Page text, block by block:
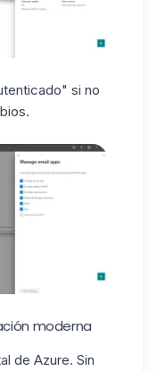
si no
moderna
de Azure. Sin